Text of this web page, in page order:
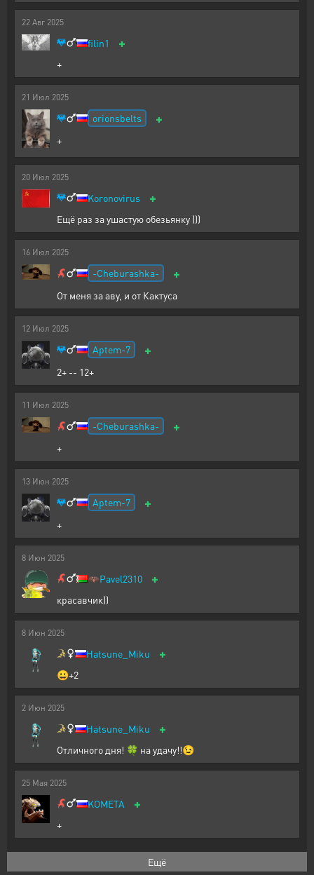
22 Авг 2025
filin1 +
+
21 Июл 2025
orionsbelts +
+
20 Июл 2025
Koronovirus +
Ещё раз за ушастую обезьянку )))
16 Июл 2025
-Cheburashka- +
От меня за аву, и от Кактуса
12 Июл 2025
Aptem-7 +
2+ -- 12+
11 Июл 2025
-Cheburashka- +
+
13 Июн 2025
Aptem-7 +
+
8 Июн 2025
🦇Pavel2310 +
красавчик))
8 Июн 2025
Hatsune_Miku +
😀+2
2 Июн 2025
Hatsune_Miku +
Отличного дня! 🍀 на удачу!!😉
25 Мая 2025
KOMETA +
+
Ещё